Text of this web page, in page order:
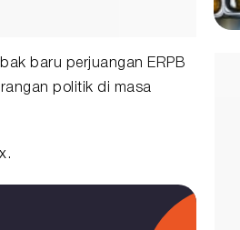
baru perjuangan ERPB
politik di masa